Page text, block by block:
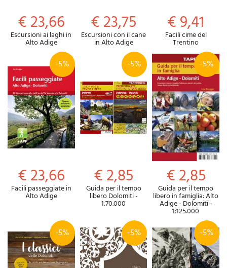
€ 23,66
Escursioni ai laghi in
Alto Adige
€ 23,75
Escursioni con il cane
in Alto Adige
€ 9,41
Facili cime del
Trentino
-5%
€ 23,66
Facili passeggiate in
Alto Adige
-5%
€ 2,85
Guida per il tempo
libero Dolomiti -
1:70.000
-5%
€ 2,85
Guida per il tempo
libero in famiglia: Alto
Adige - Dolomiti -
1:125.000
-5% -5% -5%